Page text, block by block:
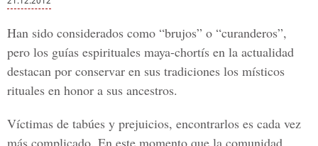
Han sido considerados como “brujos” o “curanderos”,
pero los guías espirituales maya-chortís en la actualidad
destacan por conservar en sus tradiciones los místicos
rituales en honor a sus ancestros.
Víctimas de tabúes y prejuicios, encontrarlos es cada vez
más complicado. En este momento que la comunidad